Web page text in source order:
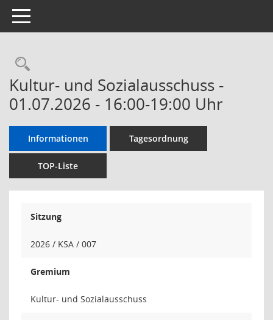
Toggle navigation
Kultur- und Sozialausschuss -
01.07.2026 - 16:00-19:00 Uhr
Informationen Tagesordnung
TOP-Liste
Sitzung
2026 / KSA / 007
Gremium
Kultur- und Sozialausschuss